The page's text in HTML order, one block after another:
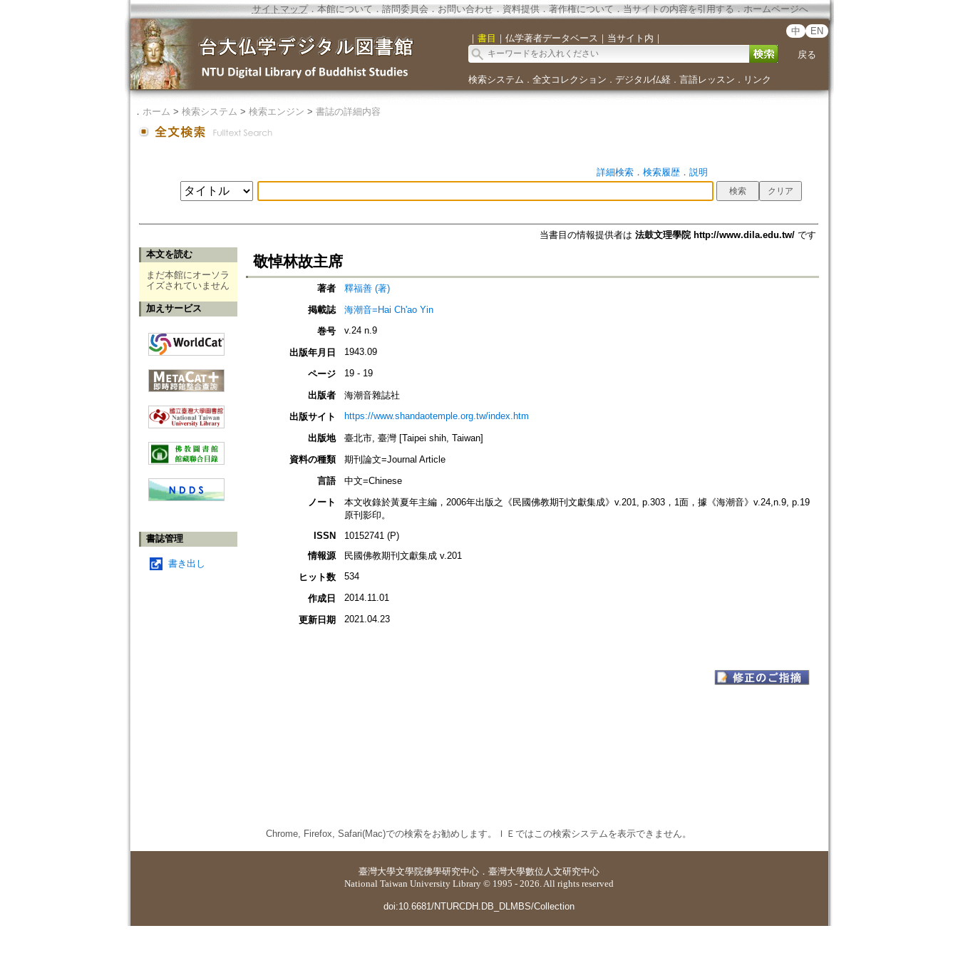
サイトマップ．本館について ． 諮問委員会． お問い合わせ． 資料提供． 著作権について．当サイトの内容を引用する ． ホームページへ
｜ 書目 ｜ 仏学著者データベース ｜ 当サイト内 ｜
中 EN
戻る
検索システム ． 全文コレクション ． デジタル仏経． 言語レッスン ． リンク
． ホーム > 検索システム > 検索エンジン > 書誌の詳細内容
詳細検索． 検索履歴． 説明
当書目の情報提供者は 法鼓文理學院 http://www.dila.edu.tw/です
本文を読む
まだ本館にオーソラ
イズされていません
加えサービス
書誌管理
書き出し
敬悼林故主席
著者
釋福善 (著)
掲載誌
海潮音=Hai Ch'ao Yin
巻号
v.24 n.9
出版年月日 1943.09
ページ 19 - 19
出版者
海潮音雜誌社
出版サイト
https://www.shandaotemple.org.tw/index.htm
出版地
臺北市, 臺灣 [Taipei shih, Taiwan]
資料の種類
期刊論文=Journal Article
言語
中文=Chinese
ノート
本文收錄於黃夏年主編，2006年出版之《民國佛教期刊文獻集成》v.201, p.303，1面，據《海潮音》v.24,n.9, p.19
原刊影印。
ISSN
10152741 (P)
情報源
民國佛教期刊文獻集成 v.201
ヒット数
534
作成日 2014.11.01
更新日期 2021.04.23
Chrome, Firefox, Safari(Mac)での検索をお勧めします。ＩＥではこの検索システムを表示できません。
臺灣大學文學院佛學研究中心 ． 臺灣大學數位人文研究中心
National Taiwan University Library © 1995 - 2026. All rights reserved
doi:10.6681/NTURCDH.DB_DLMBS/Collection